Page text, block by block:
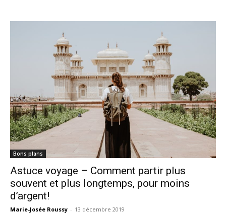
Bons plans
Astuce voyage – Comment partir plus
souvent et plus longtemps, pour moins
d’argent!
Marie-Josée Roussy - 13 décembre 2019